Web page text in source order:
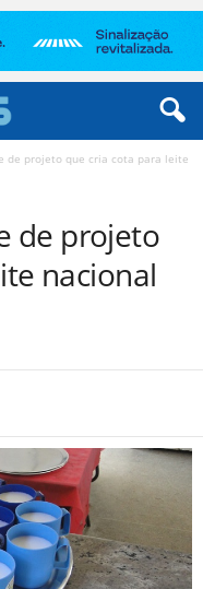
de projeto que cria cota para leite
de projeto
nacional